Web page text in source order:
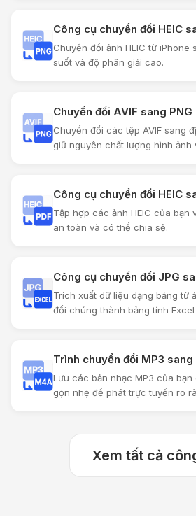
Công cụ chuyển đổi HEIC
Chuyển đổi ảnh HEIC từ iPhone
suốt và độ phân giải cao.
Chuyển đổi AVIF sang PNG
Chuyển đổi các tệp AVIF sang
giữ nguyên chất lượng hình ảnh
Công cụ chuyển đổi HEIC
Tập hợp các ảnh HEIC của bạn
an toàn và có thể chia sẻ.
Công cụ chuyển đổi JPG
Trích xuất dữ liệu dạng bảng từ
đổi chúng thành bảng tính
Trình chuyển đổi MP3
Lưu các bản nhạc MP3 của bạn
gọn nhẹ để phát trực tuyến rõ
Xem tất cả